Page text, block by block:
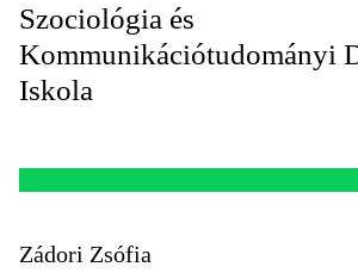
Szociológia és
Kommunikációtudományi
Iskola
Zádori Zsófia